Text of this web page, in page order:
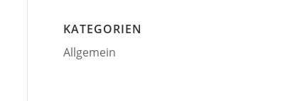
KATEGORIEN
Allgemein